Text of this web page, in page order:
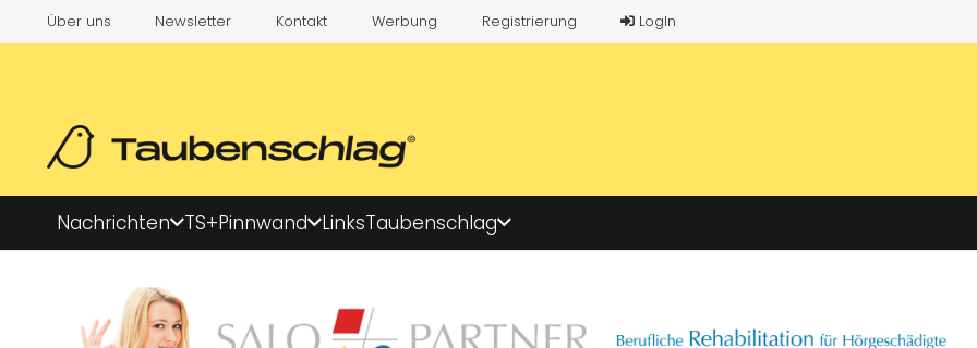
Über uns Newsletter Kontakt Werbung Registrierung LogIn
Nachrichten TS+Pinnwand LinksTaubenschlag